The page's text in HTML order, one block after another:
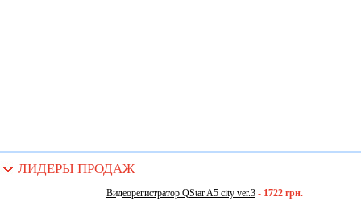
ЛИДЕРЫ ПРОДАЖ
Видеорегистратор QStar A5 city ver.3- 1722 грн.